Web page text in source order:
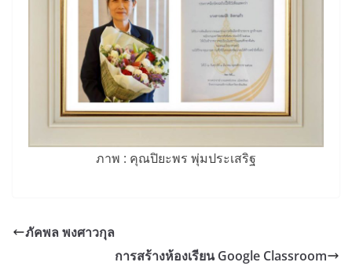
ภาพ : คุณปิยะพร พุ่มประเสริฐ
ภัคพล พงศาวกุล
การสร้างห้องเรียน Google Classroom